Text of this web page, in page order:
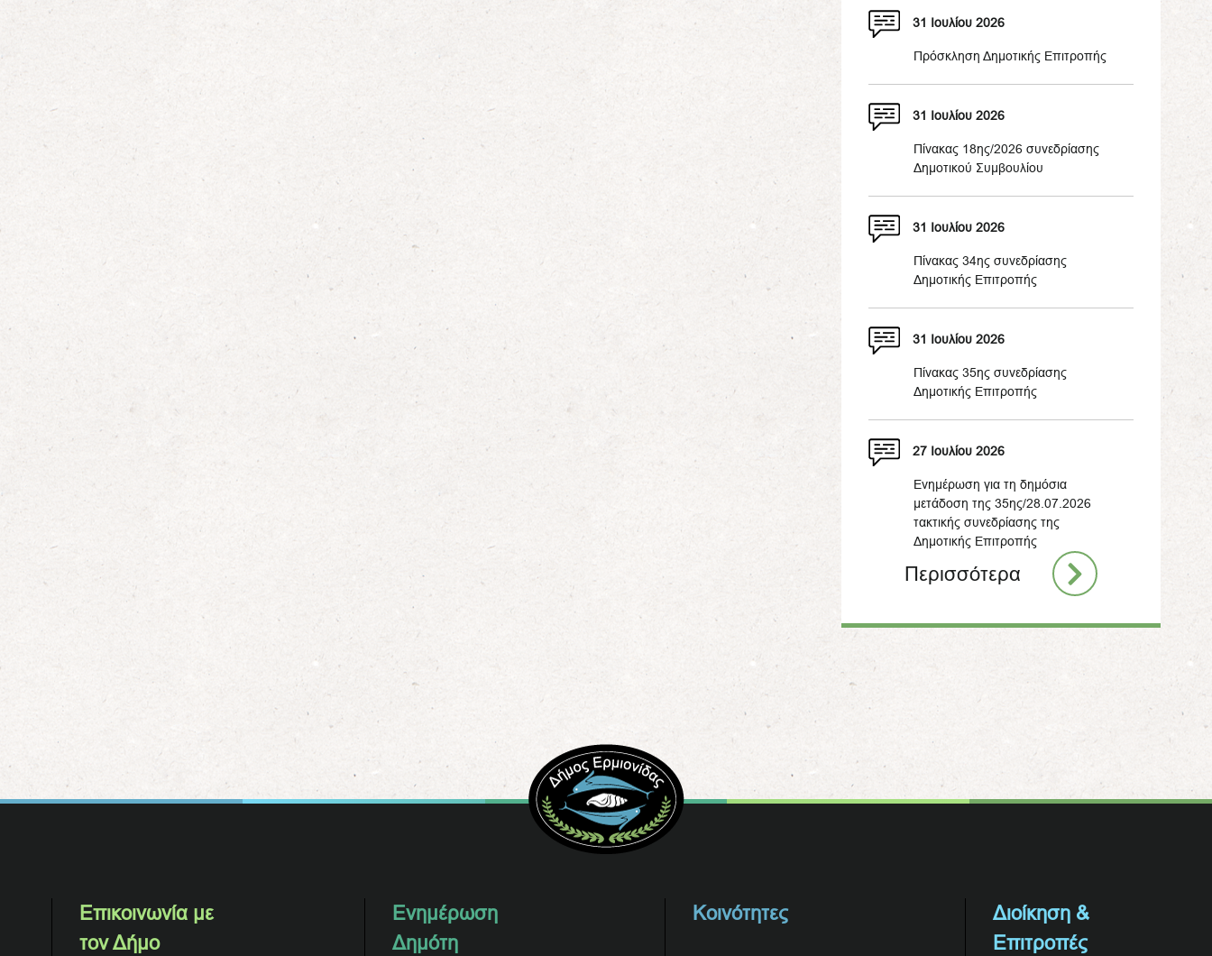
31 Ιουλίου 2026
Πρόσκληση Δημοτικής Επιτροπής
31 Ιουλίου 2026
Πίνακας 18ης/2026 συνεδρίασης
Δημοτικού Συμβουλίου
31 Ιουλίου 2026
Πίνακας 34ης συνεδρίασης
Δημοτικής Επιτροπής
31 Ιουλίου 2026
Πίνακας 35ης συνεδρίασης
Δημοτικής Επιτροπής
27 Ιουλίου 2026
Ενημέρωση για τη δημόσια
μετάδοση της 35ης/28.07.2026
τακτικής συνεδρίασης της
Δημοτικής Επιτροπής
Περισσότερα
Επικοινωνία με
τον Δήμο
Ενημέρωση
Δημότη
Κοινότητες
Διοίκηση &
Επιτροπές